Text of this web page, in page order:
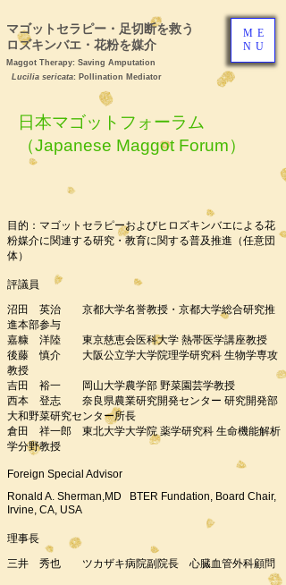
マゴットセラピー・足切断を救う ヒ
ロズキンバエ・花粉を媒介
Maggot Therapy: Saving Amputation
Lucilia sericata: Pollination Mediator
ME
NU
日本マゴットフォーラム
（Japanese Maggot Forum）
目的：マゴットセラピーおよびヒロズキンバエによる花
粉媒介に関連する研究・教育に関する普及推進（任意団
体）
評議員
沼田 英治 京都大学名誉教授・京都大学総合研究推
進本部参与
嘉糠 洋陸 東京慈恵会医科大学 熱帯医学講座教授
後藤 慎介 大阪公立学大学院理学研究科 生物学専攻
教授
吉田 裕一 岡山大学農学部 野菜園芸学教授
西本 登志 奈良県農業研究開発センター 研究開発部
大和野菜研究センター所長
倉田 祥一郎 東北大学大学院 薬学研究科 生命機能解析
学分野教授
Foreign Special Advisor
​Ronald A. Sherman,MD BTER Fundation, Board Chair,
Irvine, CA, USA
理事長
三井 秀也 ツカザキ病院副院長 心臓血管外科顧問